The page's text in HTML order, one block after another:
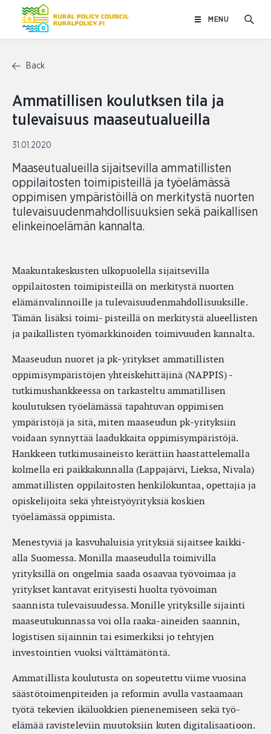
MENU
Back
Ammatillisen koulutksen tila ja
tulevaisuus maaseutualueilla
31.01.2020
Maaseutualueilla sijaitsevilla ammatillisten
oppilaitosten toimipisteillä ja työelämässä
oppimisen ympäristöillä on merkitystä nuorten
tulevaisuudenmahdollisuuksien sekä paikallisen
elinkeinoelämän kannalta.
Maakuntakeskusten ulkopuolella sijaitsevilla
oppilaitosten toimipisteillä on merkitystä nuorten
elämänvalinnoille ja tulevaisuudenmahdollisuuksille.
Tämän lisäksi toimi- pisteillä on merkitystä alueellisten
ja paikallisten työmarkkinoiden toimivuuden kannalta.
Maaseudun nuoret ja pk-yritykset ammatillisten
oppimisympäristöjen yhteiskehittäjinä (NAPPIS) -
tutkimushankkeessa on tarkasteltu ammatillisen
koulutuksen työelämässä tapahtuvan oppimisen
ympäristöjä ja sitä, miten maaseudun pk-yrityksiin
voidaan synnyttää laadukkaita oppimisympäristöjä.
Hankkeen tutkimusaineisto kerättiin haastattelemalla
kolmella eri paikkakunnalla (Lappajärvi, Lieksa, Nivala)
ammatillisten oppilaitosten henkilökuntaa, opettajia ja
opiskelijoita sekä yhteistyöyrityksiä koskien
työelämässä oppimista.
Menestyviä ja kasvuhaluisia yrityksiä sijaitsee kaikki-
alla Suomessa. Monilla maaseudulla toimivilla
yrityksillä on ongelmia saada osaavaa työvoimaa ja
yritykset kantavat erityisesti huolta työvoiman
saannista tulevaisuudessa. Monille yrityksille sijainti
maaseutukunnassa voi olla raaka-aineiden saannin,
logistisen sijainnin tai esimerkiksi jo tehtyjen
investointien vuoksi välttämätöntä.
Ammatillista koulutusta on sopeutettu viime vuosina
säästötoimenpiteiden ja reformin avulla vastaamaan
työtä tekevien ikäluokkien pienenemiseen sekä työ-
elämää ravisteleviin muutoksiin kuten digitalisaatioon.